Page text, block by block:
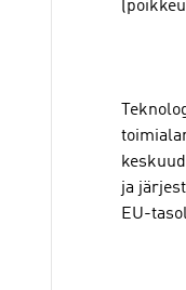
ja
EU-